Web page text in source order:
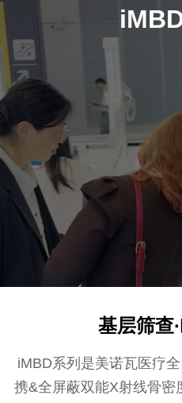
基层筛查
iMBD系列是美诺瓦医疗
携&全屏蔽双能X射线骨密